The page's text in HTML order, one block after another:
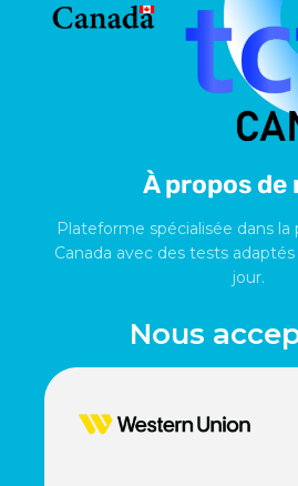
À propos de
Plateforme spécialisée dans la
Canada avec des tests
jour.
Nous